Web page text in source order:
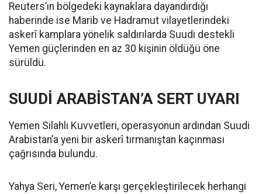
Reuters’ın bölgedeki kaynaklara dayandırdığı
haberinde ise Marib ve Hadramut vilayetlerindeki
askerî kamplara yönelik saldırılarda Suudi destekli
Yemen güçlerinden en az 30 kişinin öldüğü öne
sürüldü.
SUUDİ ARABİSTAN’A SERT UYARI
Yemen Silahlı Kuvvetleri, operasyonun ardından Suudi
Arabistan’a yeni bir askerî tırmanıştan kaçınması
çağrısında bulundu.
Yahya Seri, Yemen’e karşı gerçekleştirilecek herhangi